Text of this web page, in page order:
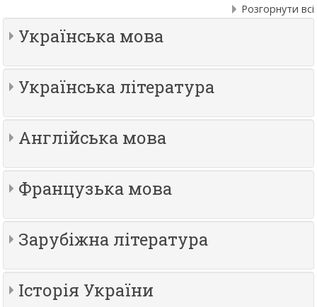
Розгорнути всі
Українська мова
Українська література
Англійська мова
Французька мова
Зарубіжна література
Історія України